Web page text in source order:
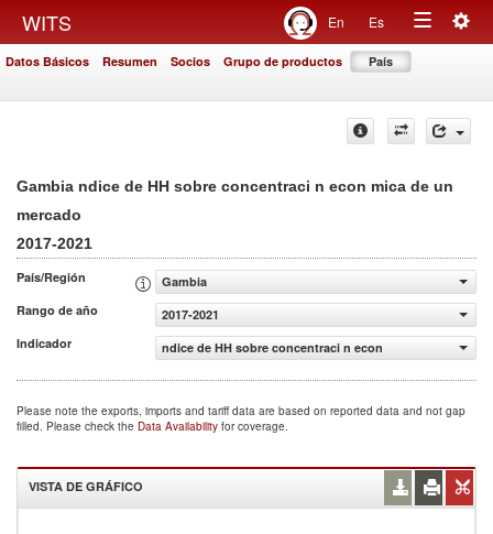
WITS En Es
Toggle
Datos Básicos Resumen Socios Grupo de productos País
Gambia ndice de HH sobre concentraci n econ mica de un
mercado
2017-2021
País/Región
Gambia
Rango de año
2017-2021
Indicador
ndice de HH sobre concentraci n econ mica de un
Please note the exports, imports and tariff data are based on reported data and not gap
filled. Please check the Data Availability for coverage.
VISTA DE GRÁFICO